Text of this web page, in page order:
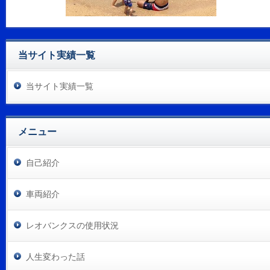
当サイト実績一覧
当サイト実績一覧
メニュー
自己紹介
車両紹介
レオバンクスの使用状況
人生変わった話